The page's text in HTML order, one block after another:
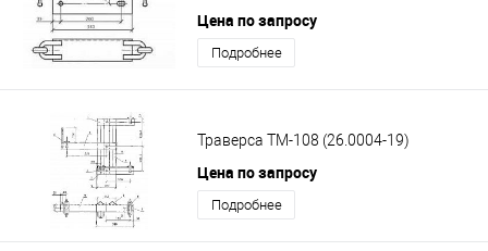
Цена по запросу
Подробнее
Траверса ТМ-108 (26.0004-19)
Цена по запросу
Подробнее